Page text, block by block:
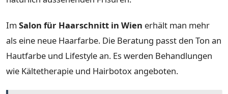
ImSalon für Haarschnitt in Wien erhält man mehr
als eine neue Haarfarbe. Die Beratung passt den Ton an
Hautfarbe und Lifestyle an. Es werden Behandlungen
wie Kältetherapie und Hairbotox angeboten.